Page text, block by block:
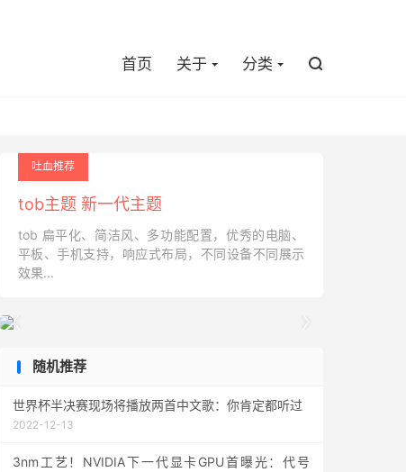
首页 关于 分类 
吐血推荐
tob主题 新一代主题
tob 扁平化、简洁风、多功能配置，优秀的电脑、
平板、手机支持，响应式布局，不同设备不同展示
效果...

随机推荐
世界杯半决赛现场将播放两首中文歌：你肯定都听过
2022-12-13
3nm工艺！NVIDIA下一代显卡GPU首曝光：代号